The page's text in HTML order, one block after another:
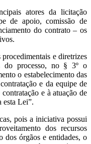
atores da licitação
de apoio, comissão de
do contrato – os
e diretrizes
do processo, no § 3º o
o estabelecimento das
e da equipe de
e à atuação de
esta Lei”.
pois a iniciativa possui
dos recursos
dos órgãos e entidades, o